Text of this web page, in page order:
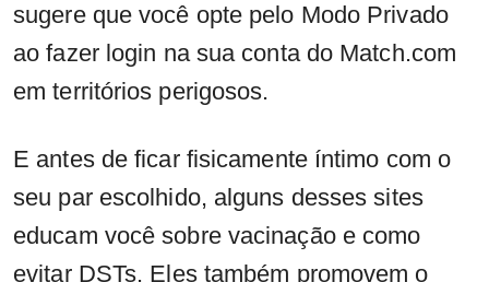
sugere que você opte pelo Modo Privado
ao fazer login na sua conta do Match.com
em territórios perigosos.
E antes de ficar fisicamente íntimo com o
seu par escolhido, alguns desses sites
educam você sobre vacinação e como
evitar DSTs. Eles também promovem o